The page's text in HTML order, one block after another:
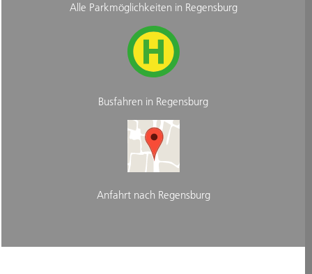
Alle Parkmöglichkeiten in Regensburg
Busfahren in Regensburg
Anfahrt nach Regensburg